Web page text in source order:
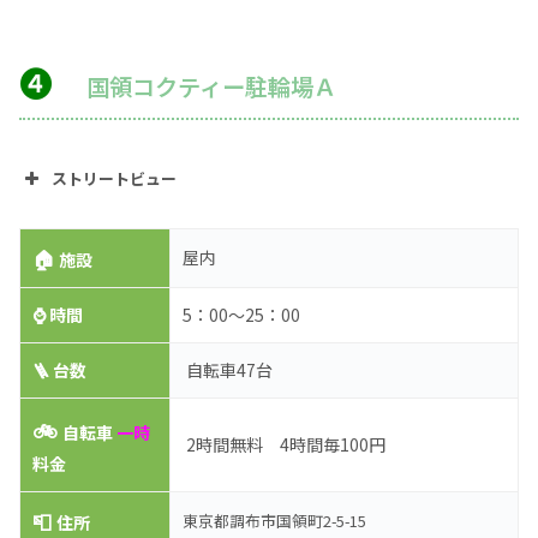
❹ 国領コクティー駐輪場Ａ
ストリートビュー
🏠施設 屋内
⌚時間 5：00～25：00
🪜 台数 自転車47台
🚲 自転車 一時
料金
2時間無料 4時間毎100円
📮住所 東京都調布市国領町2-5-15